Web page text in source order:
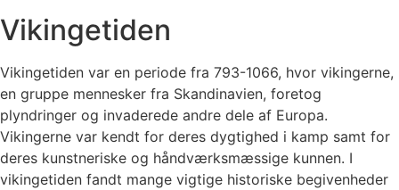
Vikingetiden
Vikingetiden var en periode fra 793-1066, hvor vikingerne,
en gruppe mennesker fra Skandinavien, foretog
plyndringer og invaderede andre dele af Europa.
Vikingerne var kendt for deres dygtighed i kamp samt for
deres kunstneriske og håndværksmæssige kunnen. I
vikingetiden fandt mange vigtige historiske begivenheder